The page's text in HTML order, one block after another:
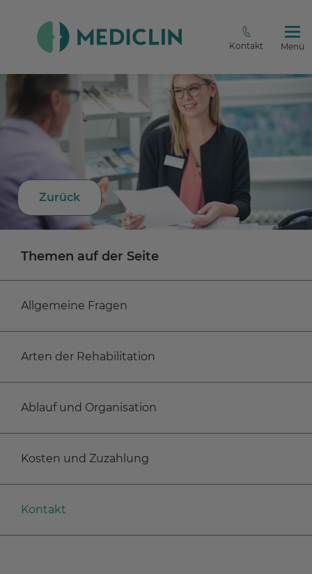
Kontakt Menü
Zurück
Themen auf der Seite
Allgemeine Fragen
Arten der Rehabilitation
Ablauf und Organisation
Kosten und Zuzahlung
Kontakt